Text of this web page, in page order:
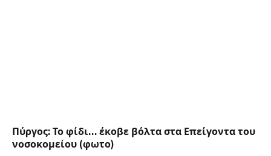
Πύργος: Το φίδι… έκοβε βόλτα στα Επείγοντα του
νοσοκομείου (φωτο)